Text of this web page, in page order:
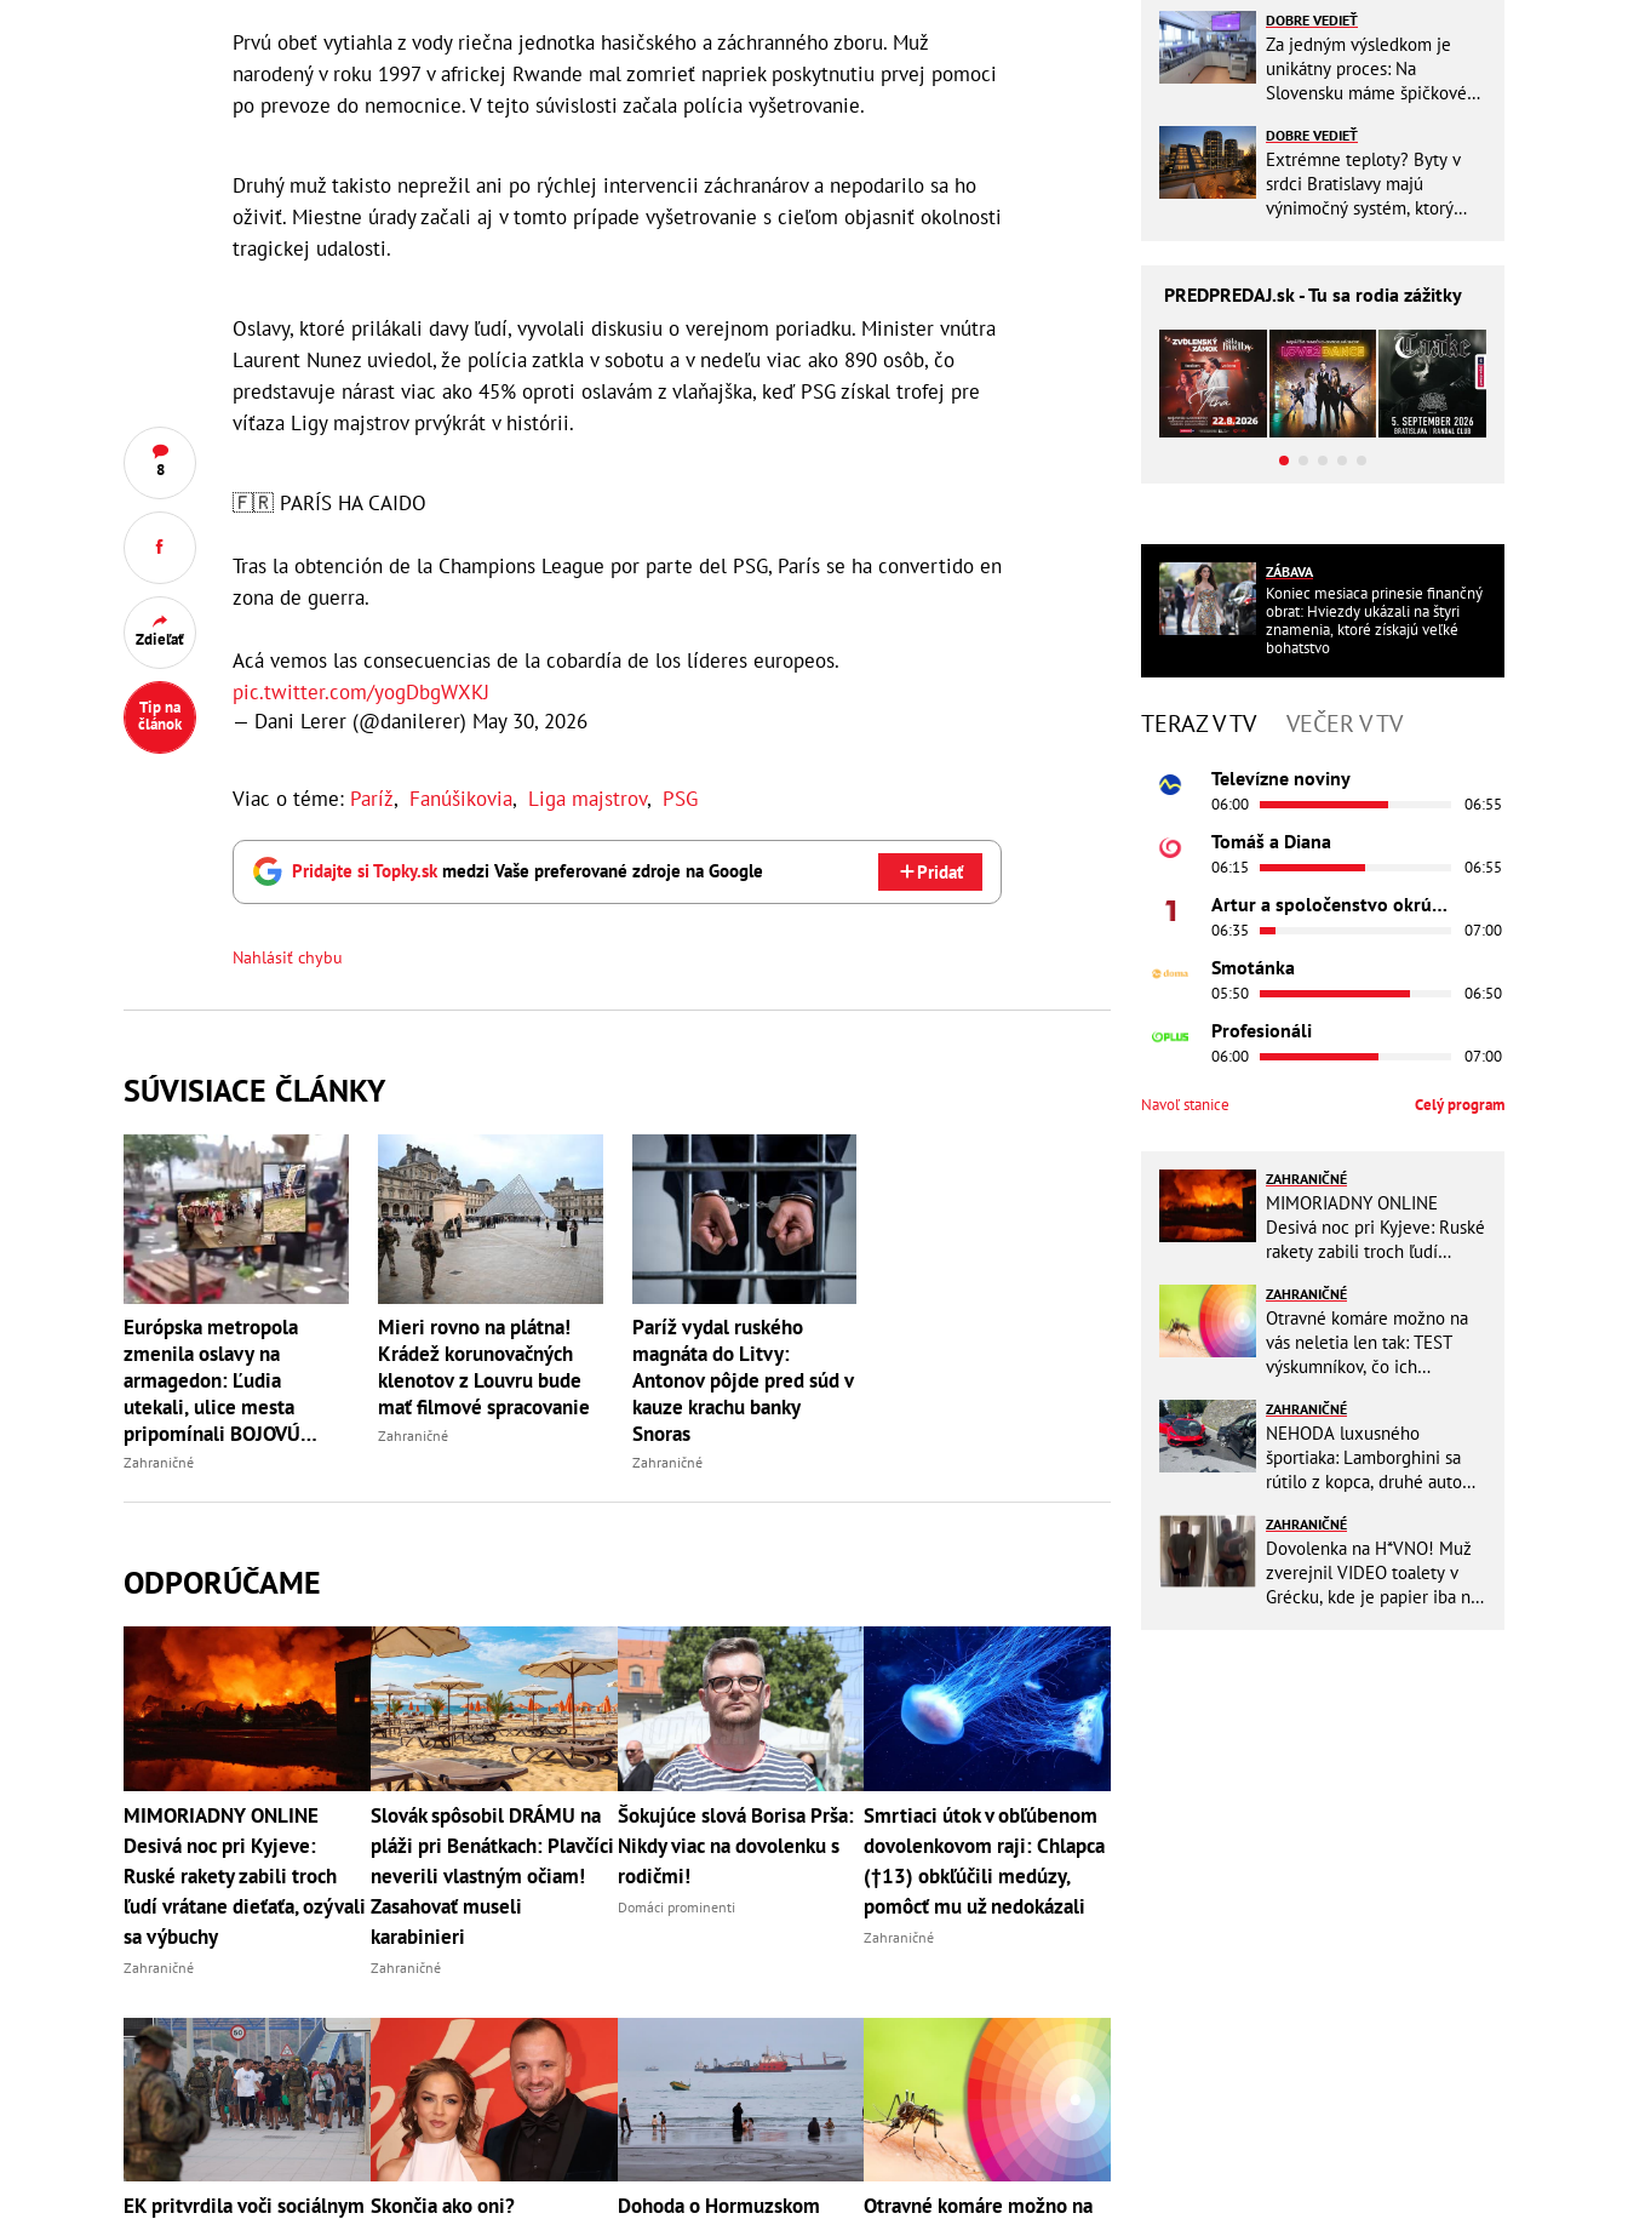
8
Zdieľať
Tip na
článok
Prvú obeť vytiahla z vody riečna jednotka hasičského a záchranného zboru. Muž
narodený v roku 1997 v africkej Rwande mal zomrieť napriek poskytnutiu prvej pomoci
po prevoze do nemocnice. V tejto súvislosti začala polícia vyšetrovanie.
Druhý muž takisto neprežil ani po rýchlej intervencii záchranárov a nepodarilo sa ho
oživiť. Miestne úrady začali aj v tomto prípade vyšetrovanie s cieľom objasniť okolnosti
tragickej udalosti.
Oslavy, ktoré prilákali davy ľudí, vyvolali diskusiu o verejnom poriadku. Minister vnútra
Laurent Nunez uviedol, že polícia zatkla v sobotu a v nedeľu viac ako 890 osôb, čo
predstavuje nárast viac ako 45% oproti oslavám z vlaňajška, keď PSG získal trofej pre
víťaza Ligy majstrov prvýkrát v histórii.
🇫🇷 PARÍS HA CAIDO
Tras la obtención de la Champions League por parte del PSG, París se ha convertido en
zona de guerra.
Acá vemos las consecuencias de la cobardía de los líderes europeos.
pic.twitter.com/yogDbgWXKJ
— Dani Lerer (@danilerer) May 30, 2026
Viac o téme: Paríž, Fanúšikovia, Liga majstrov, PSG
Pridajte si Topky.skmedzi Vaše preferované zdroje na Google Pridať
Nahlásiť chybu
SÚVISIACE ČLÁNKY
Európska metropola
zmenila oslavy na
armagedon: Ľudia
utekali, ulice mesta
pripomínali BOJOVÚ
zónu, ostala spúšť!
Zahraničné
Mieri rovno na plátna!
Krádež korunovačných
klenotov z Louvru bude
mať filmové spracovanie
Zahraničné
Paríž vydal ruského
magnáta do Litvy:
Antonov pôjde pred súd v
kauze krachu banky
Snoras
Zahraničné
ODPORÚČAME
MIMORIADNY ONLINE
Desivá noc pri Kyjeve:
Ruské rakety zabili troch
ľudí vrátane dieťaťa, ozývali
sa výbuchy
Zahraničné
Slovák spôsobil DRÁMU na
pláži pri Benátkach: Plavčíci
neverili vlastným očiam!
Zasahovať museli
karabinieri
Zahraničné
Šokujúce slová Borisa Prša:
Nikdy viac na dovolenku s
rodičmi!
Domáci prominenti
Smrtiaci útok v obľúbenom
dovolenkovom raji: Chlapca
(†13) obkľúčili medúzy,
pomôcť mu už nedokázali
Zahraničné
EK pritvrdila voči sociálnym Skončia ako oni? Dohoda o Hormuzskom Otravné komáre možno na
DOBRE VEDIEŤ
Za jedným výsledkom je
unikátny proces: Na
Slovensku máme špičkové
DOBRE VEDIEŤ
Extrémne teploty? Byty v
srdci Bratislavy majú
výnimočný systém, ktorý
PREDPREDAJ.sk - Tu sa rodia zážitky
ZÁBAVA
Koniec mesiaca prinesie finančný
obrat: Hviezdy ukázali na štyri
znamenia, ktoré získajú veľké
bohatstvo
TERAZ V TV VEČER V TV
Televízne noviny
06:00 06:55
Tomáš a Diana
06:15 06:55
Artur a spoločenstvo okrúhleho stola - Princezná Ginevra
06:35 07:00
Smotánka
05:50 06:50
Profesionáli
06:00 07:00
Navoľ stanice Celý program
ZAHRANIČNÉ
MIMORIADNY ONLINE
Desivá noc pri Kyjeve: Ruské
rakety zabili troch ľudí
výbuchy
ZAHRANIČNÉ
Otravné komáre možno na
vás neletia len tak: TEST
výskumníkov, čo ich
ZAHRANIČNÉ
NEHODA luxusného
športiaka: Lamborghini sa
rútilo z kopca, druhé auto
horšie
ZAHRANIČNÉ
Dovolenka na H*VNO! Muž
zverejnil VIDEO toalety v
Grécku, kde je papier iba na